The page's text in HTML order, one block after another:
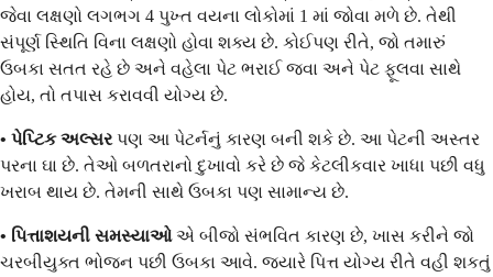
જેવા લક્ષણો લગભગ 4 પુખ્ત વયના લોકોમાં 1 માં જોવા મળે છે. તેથી
સંપૂર્ણ સ્થિતિ વિના લક્ષણો હોવા શક્ય છે. કોઈપણ રીતે, જો તમારું
ઉબકા સતત રહે છે અને વહેલા પેટ ભરાઈ જવા અને પેટ ફૂલવા સાથે
હોય, તો તપાસ કરાવવી યોગ્ય છે.
• પેપ્ટિક અલ્સરપણ આ પેટર્નનું કારણ બની શકે છે. આ પેટની અસ્તર
પરના ઘા છે. તેઓ બળતરાનો દુખાવો કરે છે જે કેટલીકવાર ખાધા પછી વધુ
ખરાબ થાય છે. તેમની સાથે ઉબકા પણ સામાન્ય છે.
• પિત્તાશયની સમસ્યાઓએ બીજો સંભવિત કારણ છે, ખાસ કરીને જો
ચરબીયુક્ત ભોજન પછી ઉબકા આવે. જ્યારે પિત્ત યોગ્ય રીતે વહી શકતું